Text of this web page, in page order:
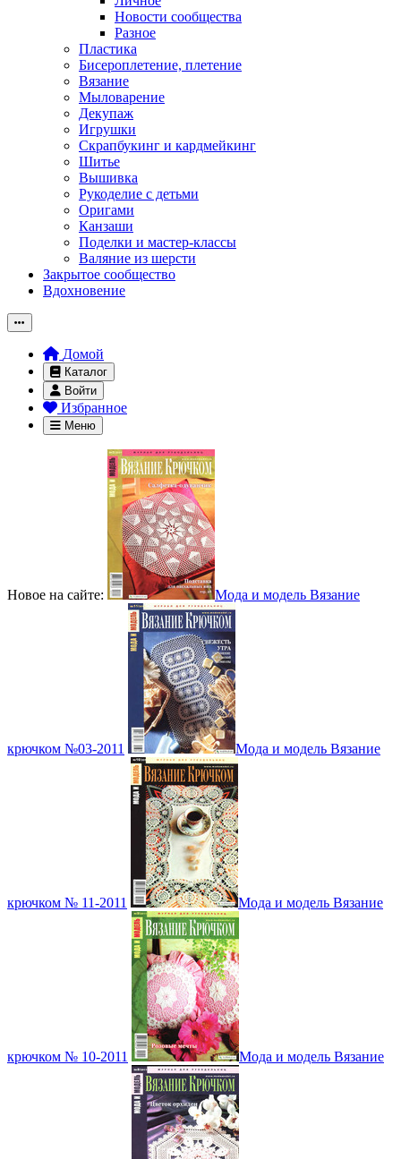
Новости сообщества
Разное
Пластика
Бисероплетение, плетение
Вязание
Мыловарение
Декупаж
Игрушки
Скрапбукинг и кардмейкинг
Шитье
Вышивка
Рукоделие с детьми
Оригами
Канзаши
Поделки и мастер-классы
Валяние из шерсти
Закрытое сообщество
Вдохновение
Домой
Каталог
Войти
Избранное
Меню
Новое на сайте: Мода и модель Вязание
крючком №03-2011 Мода и модель Вязание
крючком № 11-2011 Мода и модель Вязание
крючком № 10-2011 Мода и модель Вязание